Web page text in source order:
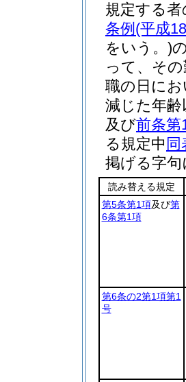
規定する
条例 (平成
をいう。)
って、そ
職の日に
減じた年
及び前条第
る規定中 同
掲げる字
読み替える規定
第5条第1項及び第
6条第1項
第6条の2第1項第1
号